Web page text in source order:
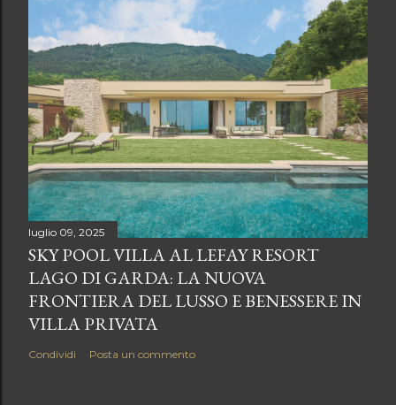
luglio 09, 2025
SKY POOL VILLA AL LEFAY RESORT
LAGO DI GARDA: LA NUOVA
FRONTIERA DEL LUSSO E BENESSERE IN
VILLA PRIVATA
Condividi Posta un commento